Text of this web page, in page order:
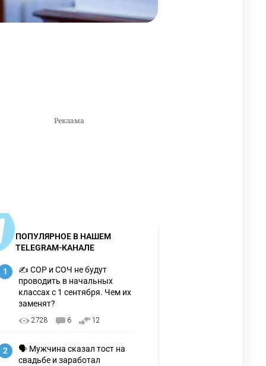
ПОПУЛЯРНОЕ В НАШЕМ
TELEGRAM-КАНАЛЕ
1
✍️ СОР и СОЧ не будут
проводить в начальных
классах с 1 сентября. Чем их
заменят?
2728 6 12
2
🗣 Мужчина сказал тост на
свадьбе и заработал